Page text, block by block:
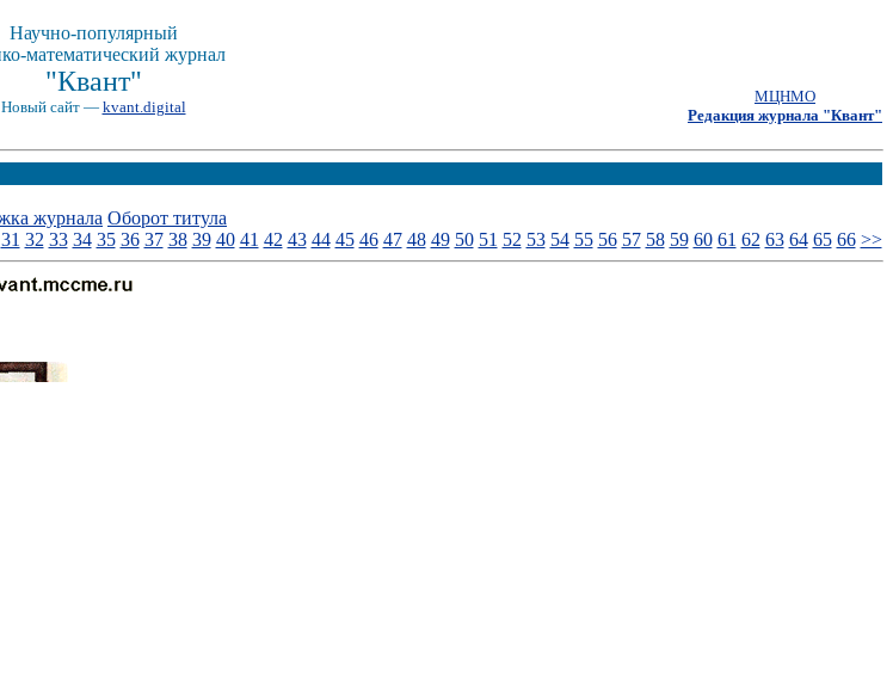
Научно-популярный
математический журнал
"Квант"
Новый сайт — kvant.digital
МЦНМО
Редакция журнала "Квант"
журнала Оборот титула
31 32 33 34 35 36 37 38 39 40 41 42 43 44 45 46 47 48 49 50 51 52 53 54 55 56 57 58 59 60 61 62 63 64 65 66 >>